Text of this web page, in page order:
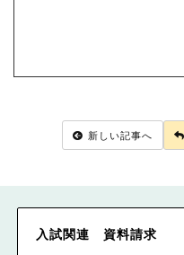
新しい記事へ
入試関連 資料請求